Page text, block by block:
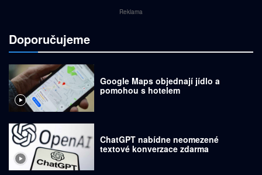
Reklama
Doporučujeme
Google Maps objednají jídlo a
pomohou s hotelem
ChatGPT nabídne neomezené
textové konverzace zdarma